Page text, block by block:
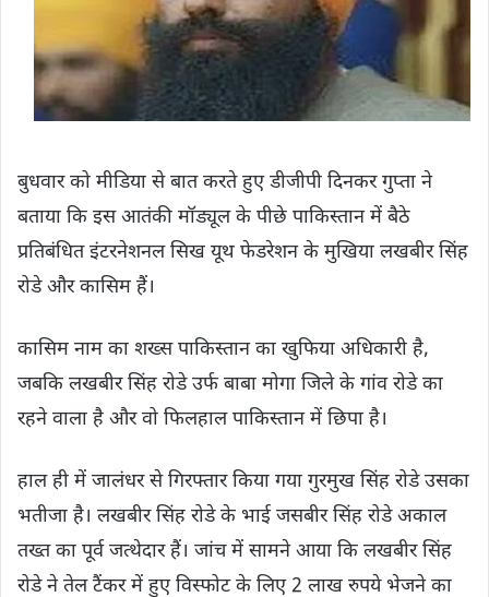
बुधवार को मीडिया से बात करते हुए डीजीपी दिनकर गुप्ता ने
बताया कि इस आतंकी मॉड्यूल के पीछे पाकिस्तान में बैठे
प्रतिबंधित इंटरनेशनल सिख यूथ फेडरेशन के मुखिया लखबीर सिंह
रोडे और कासिम हैं।
कासिम नाम का शख्स पाकिस्तान का खुफिया अधिकारी है,
जबकि लखबीर सिंह रोडे उर्फ ​​बाबा मोगा जिले के गांव रोडे का
रहने वाला है और वो फिलहाल पाकिस्तान में छिपा है।
हाल ही में जालंधर से गिरफ्तार किया गया गुरमुख सिंह रोडे उसका
भतीजा है। लखबीर सिंह रोडे के भाई जसबीर सिंह रोडे अकाल
तख्त का पूर्व जत्थेदार हैं। जांच में सामने आया कि लखबीर सिंह
रोडे ने तेल टैंकर में हुए विस्फोट के लिए 2 लाख रुपये भेजने का